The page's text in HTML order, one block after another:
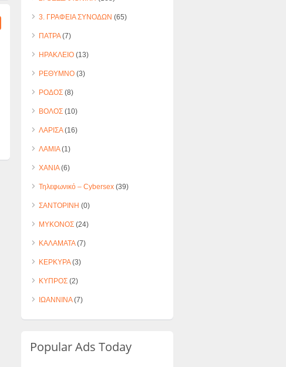
3. ΓΡΑΦΕΙΑ ΣΥΝΟΔΩΝ (65)
ΠΑΤΡΑ(7)
ΗΡΑΚΛΕΙΟ(13)
ΡΕΘΥΜΝΟ(3)
ΡΟΔΟΣ(8)
ΒΟΛΟΣ(10)
ΛΑΡΙΣΑ(16)
ΛΑΜΙΑ(1)
ΧΑΝΙΑ(6)
Τηλεφωνικό – Cybersex(39)
ΣΑΝΤΟΡΙΝΗ (0)
ΜΥΚΟΝΟΣ(24)
ΚΑΛΑΜΑΤΑ(7)
ΚΕΡΚΥΡΑ(3)
ΚΥΠΡΟΣ(2)
ΙΩΑΝΝΙΝΑ(7)
Popular Ads Today